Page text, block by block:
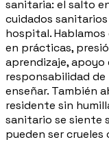
sanitaria: el salto
cuidados
hospital.
en prácticas,
aprendizaje,
responsabilidad
enseñar. También
residente sin
sanitario se siente
pueden ser crueles